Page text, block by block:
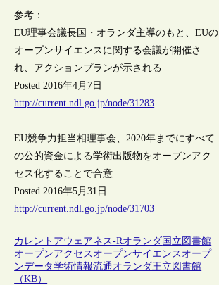
参考：
EU理事会議長国・オランダ主導のもと、EUの
オープンサイエンスに関する会議が開催さ
れ、アクションプランが示される
Posted 2016年4月7日
http://current.ndl.go.jp/node/31283
EU競争力担当相理事会、2020年までにすべて
の公的資金による学術出版物をオープンアク
セス化することで合意
Posted 2016年5月31日
http://current.ndl.go.jp/node/31703
カレントアウェアネス-Rオランダ 国立図書館
オープンアクセス オープンサイエンス オープ
ンデータ学術情報流通 オランダ王立図書館
（KB）